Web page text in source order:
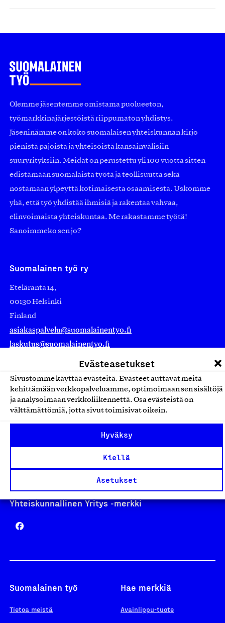
Evästeasetukset
Sivustomme käyttää evästeitä. Evästeet auttavat meitä
kehittämään verkkopalveluamme, optimoimaan sen sisältöjä
ja analysoimaan verkkoliikennettä. Osa evästeistä on
välttämättömiä, jotta sivut toimisivat oikein.
Hyväksy
Kiellä
Asetukset
Olemme jäsentemme omistama puolueeton,
työmarkkinajärjestöistä riippumaton yhdistys.
Jäseninämme on koko suomalaisen yhteiskunnan kirjo
pienistä pajoista ja yhteisöistä kansainvälisiin
suuryrityksiin. Meidät on perustettu yli 100 vuotta sitten
edistämään suomalaista työtä ja teollisuutta sekä
nostamaan ylpeyttä kotimaisesta osaamisesta. Uskomme
yhä, että työ yhdistää ihmisiä ja rakentaa vahvaa,
elinvoimaista yhteiskuntaa. Me rakastamme työtä!
Sanoimmeko sen jo?
Suomalainen työ ry
Eteläranta 14,
00130 Helsinki
Finland
asiakaspalvelu@suomalainentyo.fi
laskutus@suomalainentyo.fi
Avainlippu
Design From Finland
Yhteiskunnallinen Yritys -merkki
Suomalainen työ
Tietoa meistä
Hae merkkiä
Avainlippu-tuote